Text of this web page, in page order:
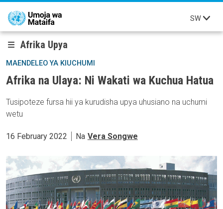
Skip to main content
SW
Afrika Upya
MAENDELEO YA KIUCHUMI
Afrika na Ulaya: Ni Wakati wa Kuchua Hatua
Tusipoteze fursa hii ya kurudisha upya uhusiano na uchumi
wetu
16 February 2022 Na Vera Songwe